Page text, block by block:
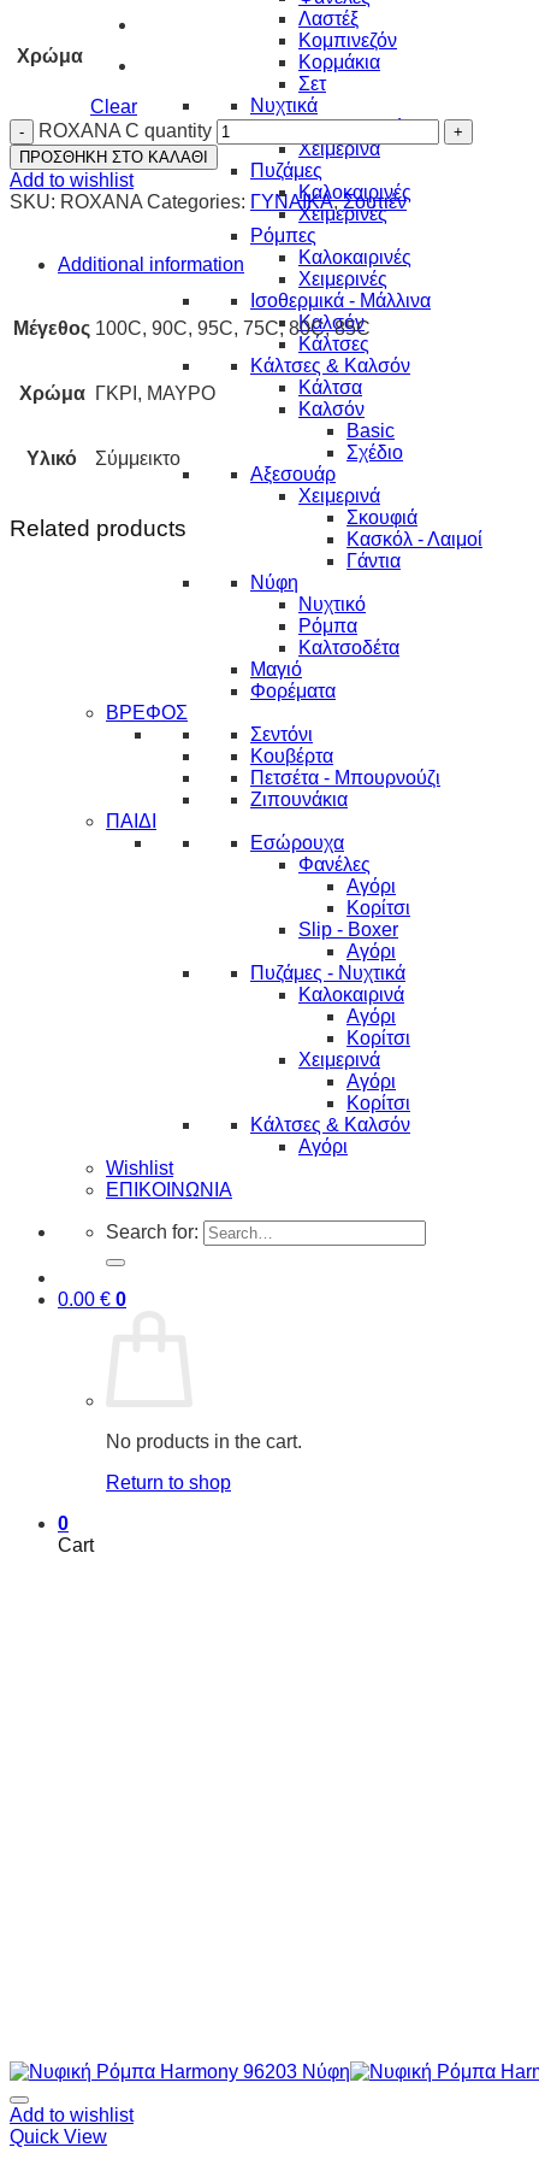
Λαστέξ
Κομπινεζόν
Κορμάκια
Σετ
Νυχτικά
Καλοκαιρινά
Χειμερινά
Πυζάμες
Καλοκαιρινές
Χειμερινές
Ρόμπες
Καλοκαιρινές
Χειμερινές
Ισοθερμικά - Μάλλινα
Καλσόν
Κάλτσες
Κάλτσες & Καλσόν
Κάλτσα
Καλσόν
Basic
Σχέδιο
Αξεσουάρ
Χειμερινά
Σκουφιά
Κασκόλ - Λαιμοί
Γάντια
Νύφη
Νυχτικό
Ρόμπα
Καλτσοδέτα
Μαγιό
Φορέματα
ΒΡΕΦΟΣ
Σεντόνι
Κουβέρτα
Πετσέτα - Μπουρνούζι
Ζιπουνάκια
ΠΑΙΔΙ
Εσώρουχα
Φανέλες
Αγόρι
Κορίτσι
Slip - Boxer
Αγόρι
Πυζάμες - Νυχτικά
Καλοκαιρινά
Αγόρι
Κορίτσι
Χειμερινά
Αγόρι
Κορίτσι
Κάλτσες & Καλσόν
Αγόρι
Wishlist
ΕΠΙΚΟΙΝΩΝΙΑ
Search for:
0.00 € 0
No products in the cart.
Return to shop
0
Cart
Χρώμα
Clear
ROXANA C quantity
ΠΡΟΣΘΗΚΗ ΣΤΟ ΚΑΛΑΘΙ
Add to wishlist
SKU: ROXANA Categories: ΓΥΝΑΙΚΑ,Σουτιέν
Additional information
Μέγεθος 100C, 90C, 95C, 75C, 80C, 85C
Χρώμα ΓΚΡΙ, ΜΑΥΡΟ
Υλικό Σύμμεικτο
Related products
Add to wishlist
Quick View